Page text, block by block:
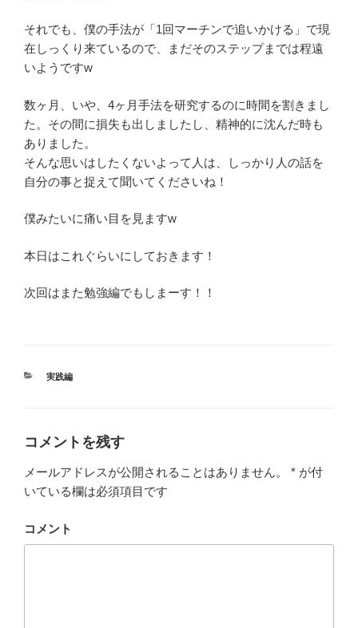
それでも、僕の手法が「1回マーチンで追いかける」で現
在しっくり来ているので、まだそのステップまでは程遠
いようですw
数ヶ月、いや、4ヶ月手法を研究するのに時間を割きまし
た。その間に損失も出しましたし、精神的に沈んだ時も
ありました。
そんな思いはしたくないよって人は、しっかり人の話を
自分の事と捉えて聞いてくださいね！
僕みたいに痛い目を見ますw
本日はこれぐらいにしておきます！
次回はまた勉強編でもしまーす！！
カ
実践編
コメントを残す
メールアドレスが公開されることはありません。 * が付
いている欄は必須項目です
コメント